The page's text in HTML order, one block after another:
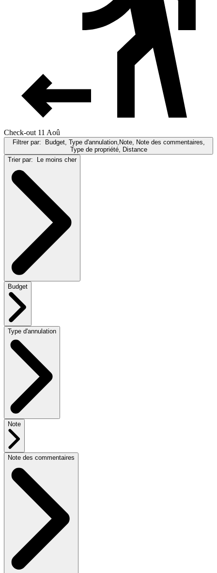
Check-out 11 Aoû
Filtrer par:
Budget, Type d'annulation,Note, Note des commentaires,
Type de propriété, Distance
Trier par:
Le moins cher
Budget
Type d'annulation
Note
Note des commentaires